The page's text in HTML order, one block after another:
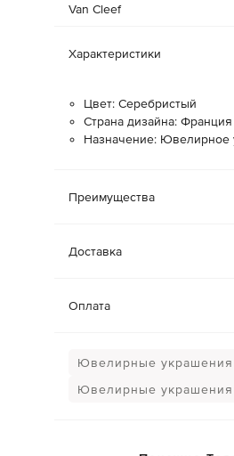
Van Cleef
Характеристики
Цвет: Серебристый
Страна дизайна: Франция
Назначение: Ювелирное
Преимущества
Доставка
Оплата
Ювелирные украшения
Ювелирные украшения